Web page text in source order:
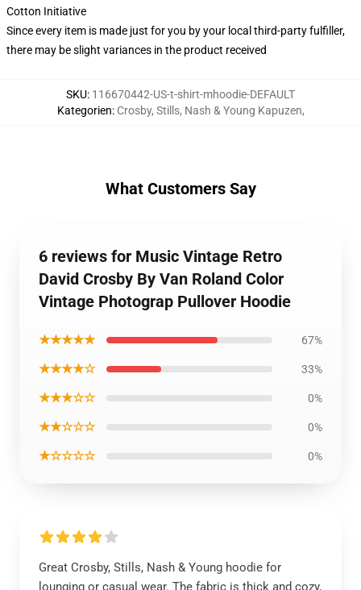
Cotton Initiative
Since every item is made just for you by your local third-party fulfiller,
there may be slight variances in the product received
SKU: 116670442-US-t-shirt-mhoodie-DEFAULT
Kategorien: Crosby, Stills, Nash & Young Kapuzen,
What Customers Say
6 reviews for Music Vintage Retro
David Crosby By Van Roland Color
Vintage Photograp Pullover Hoodie
★★★★★ 67%
★★★★☆ 33%
★★★☆☆ 0%
★★☆☆☆ 0%
★☆☆☆☆ 0%
Great Crosby, Stills, Nash & Young hoodie for
lounging or casual wear. The fabric is thick and cozy,